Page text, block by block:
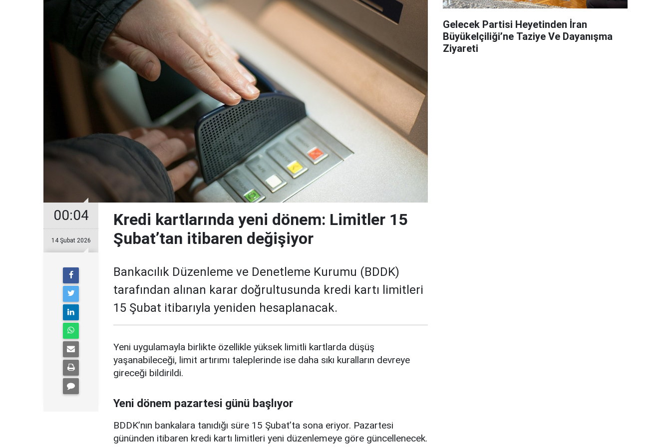
00:04
14 Şubat 2026
Kredi kartlarında yeni dönem: Limitler 15
Şubat’tan itibaren değişiyor
Bankacılık Düzenleme ve Denetleme Kurumu (BDDK)
tarafından alınan karar doğrultusunda kredi kartı limitleri
15 Şubat itibarıyla yeniden hesaplanacak.
Yeni uygulamayla birlikte özellikle yüksek limitli kartlarda düşüş
yaşanabileceği, limit artırımı taleplerinde ise daha sıkı kuralların devreye
gireceği bildirildi.
Yeni dönem pazartesi günü başlıyor
BDDK’nın bankalara tanıdığı süre 15 Şubat’ta sona eriyor. Pazartesi
gününden itibaren kredi kartı limitleri yeni düzenlemeye göre güncellenecek.
Gelecek Partisi Heyetinden İran
Büyükelçiliği’ne Taziye Ve Dayanışma
Ziyareti